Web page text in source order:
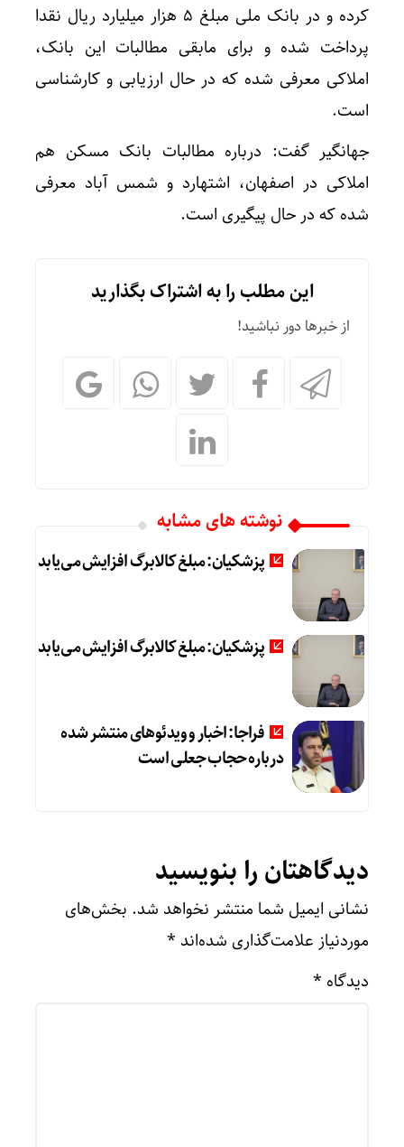
کرده و در بانک ملی مبلغ ۵ هزار میلیارد ریال نقدا
پرداخت شده و برای مابقی مطالبات این بانک،
املاکی معرفی شده که در حال ارزیابی و کارشناسی
است.
جهانگیر گفت: درباره مطالبات بانک مسکن هم
املاکی در اصفهان، اشتهارد و شمس آباد معرفی
شده که در حال پیگیری است.
این مطلب را به اشتراک بگذارید
از خبرها دور نباشید!
نوشته های مشابه
پزشکیان: مبلغ کالابرگ افزایش می‌یابد
پزشکیان: مبلغ کالابرگ افزایش می‌یابد
فراجا: اخبار و ویدئوهای منتشر شده
درباره حجاب جعلی است
دیدگاهتان را بنویسید
نشانی ایمیل شما منتشر نخواهد شد. بخش‌های
موردنیاز علامت‌گذاری شده‌اند *
دیدگاه *